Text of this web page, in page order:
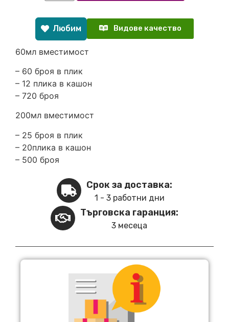
Любим Видове качество
60мл вместимост
– 60 броя в плик
– 12 плика в кашон
– 720 броя
200мл вместимост
– 25 броя в плик
– 20плика в кашон
– 500 броя
Срок за доставка:
1 - 3 работни дни
Търговска гаранция:
3 месеца